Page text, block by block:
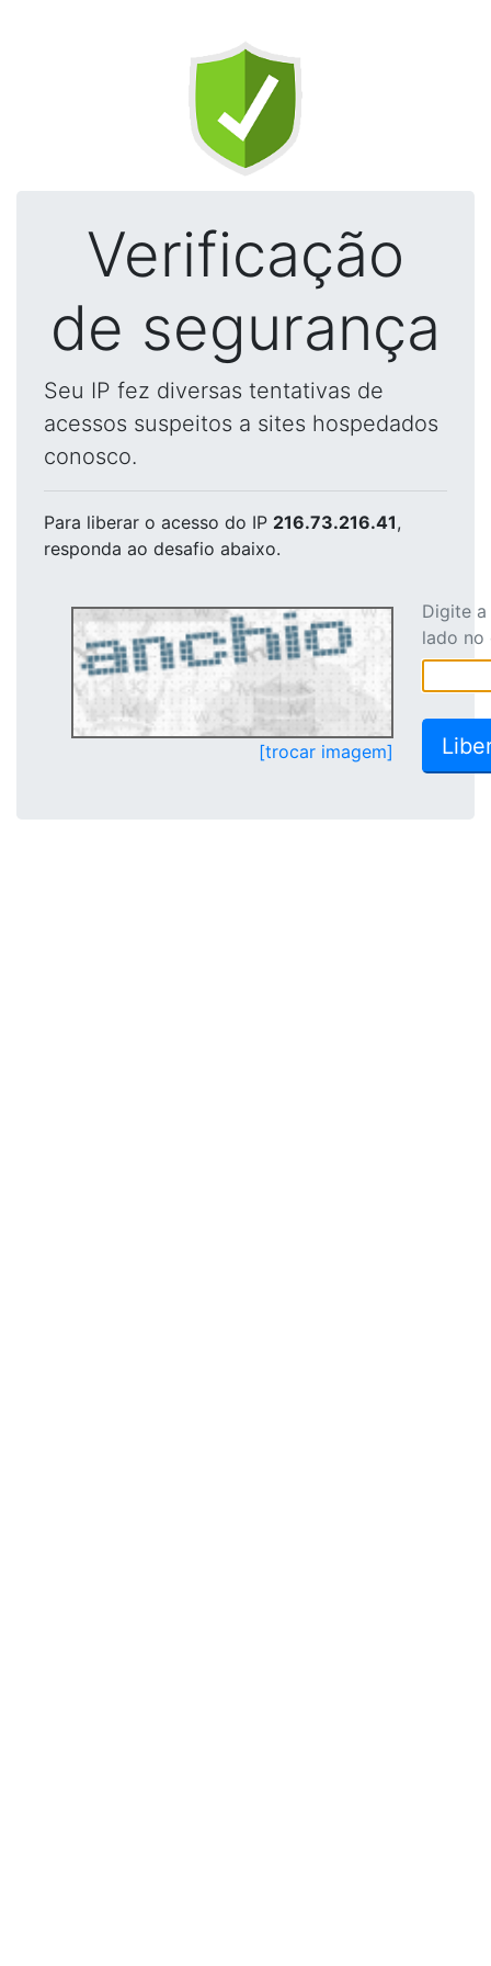
Verificação
de segurança
Seu IP fez diversas tentativas de
acessos suspeitos a sites hospedados
conosco.
Para liberar o acesso do IP 216.73.216.41,
responda ao desafio abaixo.
[trocar imagem]
Digite
lado no